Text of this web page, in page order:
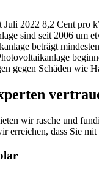
Juli 2022 8,2 Cent
sind seit 2006 um
beträgt
gegen Schäden wie
wir rasche und
erreichen, dass Sie